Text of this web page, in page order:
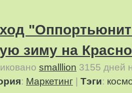
зиму на
smalllion 3155 дней
: Маркетинг Тэги: